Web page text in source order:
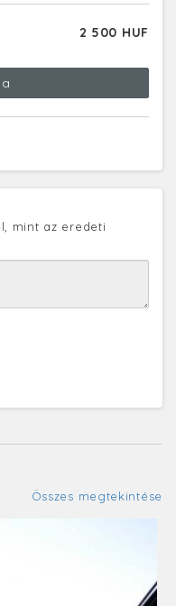
2 500 HUF
mint az eredeti
Összes megtekintése